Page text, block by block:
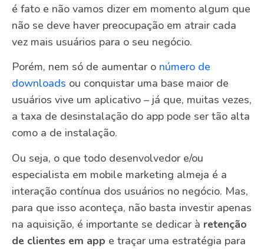
é fato e não vamos dizer em momento algum que
não se deve haver preocupação em atrair cada
vez mais usuários para o seu negócio.
Porém, nem só de aumentar o número de
downloads ou conquistar uma base maior de
usuários vive um aplicativo – já que, muitas vezes,
a taxa de desinstalação do app pode ser tão alta
como a de instalação.
Ou seja, o que todo desenvolvedor e/ou
especialista em mobile marketing almeja é a
interação contínua dos usuários no negócio. Mas,
para que isso aconteça, não basta investir apenas
na aquisição, é importante se dedicar à retenção
de clientes em app e traçar uma estratégia para